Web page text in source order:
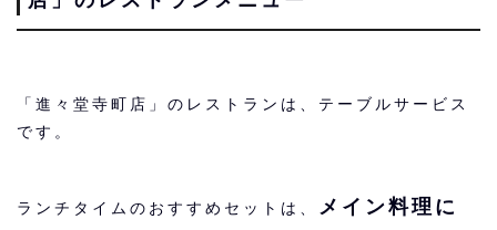
「進々堂寺町店」のレストランは、テーブルサービス
です。
ランチタイムのおすすめセットは、 メイン料理に